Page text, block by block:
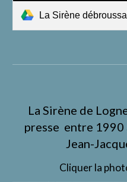
La Sirène débroussaille 2
La Sirène de
presse  entre
Jean-
Cliquer la